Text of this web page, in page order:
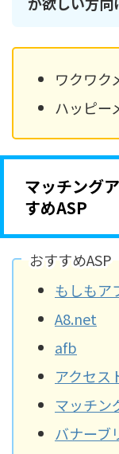
ワクワク
ハッピ
マッチング
すめASP
おすすめASP
もしもア
A8.net
afb
アクセス
マッチン
バナーブ